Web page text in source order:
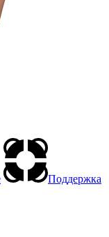
Поддержка